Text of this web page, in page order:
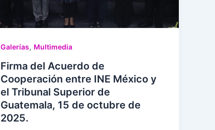
Galerías, Multimedia
Firma del Acuerdo de
Cooperación entre INE México y
el Tribunal Superior de
Guatemala, 15 de octubre de
2025.